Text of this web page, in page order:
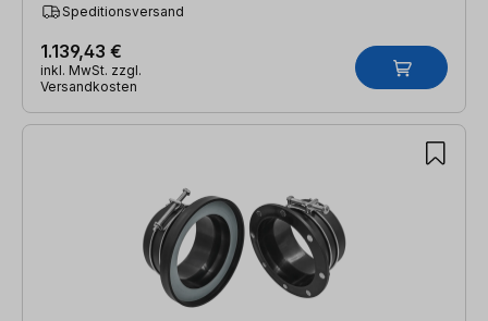
Speditionsversand
1.139,43 €
inkl. MwSt. zzgl.
Versandkosten